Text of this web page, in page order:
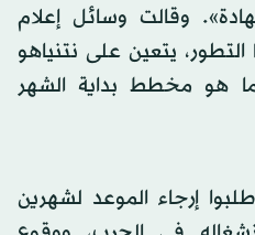
وقالت وسائل إعلام
التطور، يتعين على نتنياهو
هو مخطط بداية الشهر
إرجاء الموعد لشهرين